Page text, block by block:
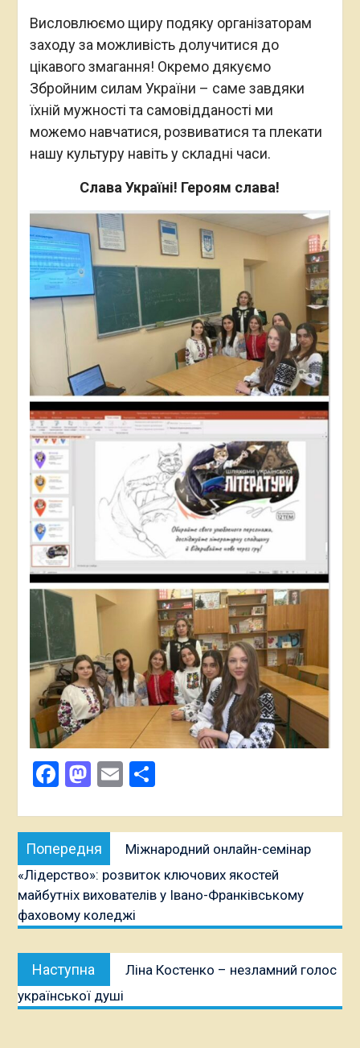
Висловлюємо щиру подяку організаторам
заходу за можливість долучитися до
цікавого змагання! Окремо дякуємо
Збройним силам України – саме завдяки
їхній мужності та самовідданості ми
можемо навчатися, розвиватися та плекати
нашу культуру навіть у складні часи.
Слава Україні! Героям слава!
Facebook
Mastodon
EmailПоділитися
Навігація
записів
Попередня
публікація:
Міжнародний онлайн-семінар
«Лідерство»: розвиток ключових якостей
майбутніх вихователів у Івано-Франківському
фаховому коледжі
Наступна
публікація:
Ліна Костенко – незламний голос
української душі